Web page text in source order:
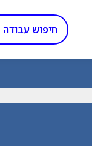
חיפוש עבודה